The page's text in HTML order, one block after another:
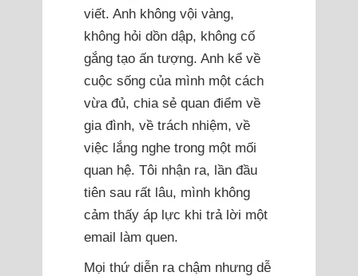
viết. Anh không vội vàng,
không hỏi dồn dập, không cố
gắng tạo ấn tượng. Anh kể về
cuộc sống của mình một cách
vừa đủ, chia sẻ quan điểm về
gia đình, về trách nhiệm, về
việc lắng nghe trong một mối
quan hệ. Tôi nhận ra, lần đầu
tiên sau rất lâu, mình không
cảm thấy áp lực khi trả lời một
email làm quen.
Mọi thứ diễn ra chậm nhưng dễ